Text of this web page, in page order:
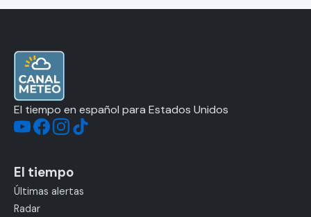
El tiempo en español para Estados Unidos
El tiempo
Últimas alertas
Radar